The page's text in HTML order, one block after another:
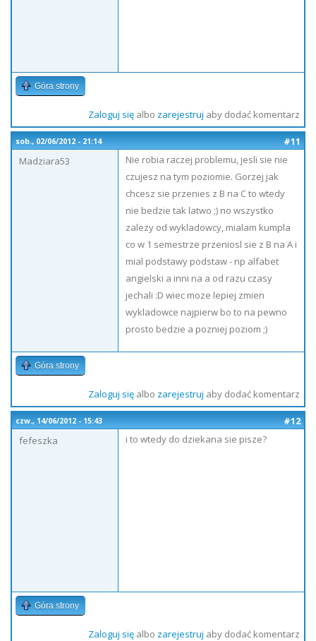
Góra strony
Zaloguj sięalbo zarejestruj aby dodać komentarz
sob., 02/06/2012 - 21:14
#11
Madziara53
Nie robia raczej problemu, jesli sie nie
czujesz na tym poziomie. Gorzej jak
chcesz sie przenies z B na C to wtedy
nie bedzie tak latwo ;) no wszystko
zalezy od wykladowcy, mialam kumpla
co w 1 semestrze przeniosl sie z B na A i
mial podstawy podstaw - np alfabet
angielski a inni na a od razu czasy
jechali :D wiec moze lepiej zmien
wykladowce najpierw bo to na pewno
prosto bedzie a pozniej poziom ;)
Góra strony
Zaloguj sięalbo zarejestruj aby dodać komentarz
czw., 14/06/2012 - 15:43
#12
fefeszka
i to wtedy do dziekana sie pisze?
Góra strony
Zaloguj sięalbo zarejestruj aby dodać komentarz